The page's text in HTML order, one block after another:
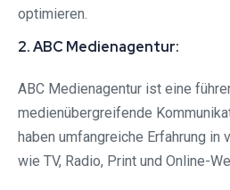
optimieren.
2. ABC Medienagentur:
ABC Medienagentur ist eine
medienübergreifende
haben umfangreiche Erfahrung in
wie TV, Radio, Print und Online-